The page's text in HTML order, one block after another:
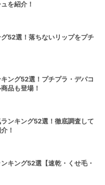
を紹介！
52選！落ちないリップをプチ
ング52選！プチプラ・デパコ
品も登場！
ンキング52選！徹底調査して
！
キング52選【速乾・くせ毛・